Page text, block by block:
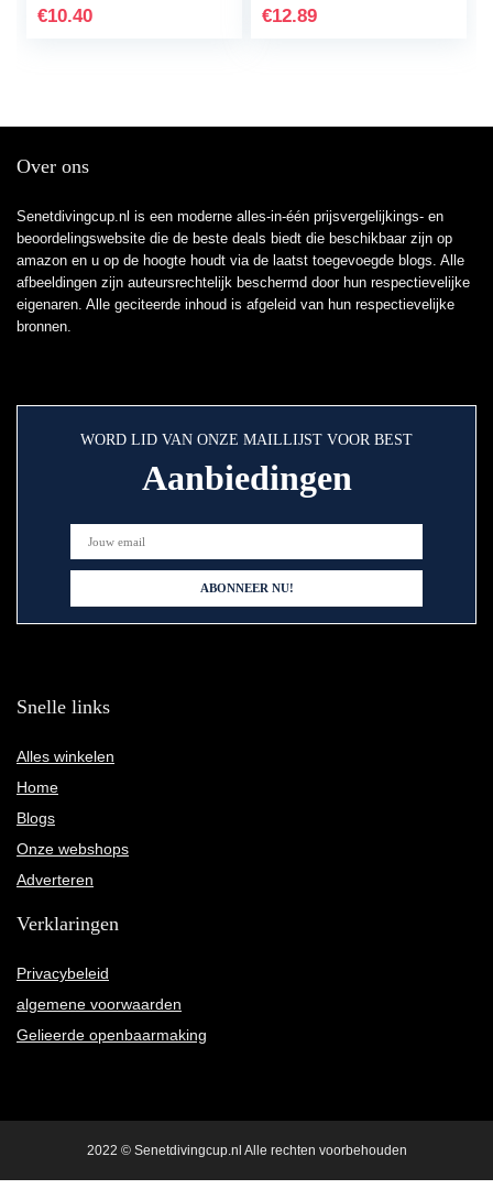
€10.40
MR2 8633732200
€12.89
Over ons
Senetdivingcup.nl is een moderne alles-in-één prijsvergelijkings- en
beoordelingswebsite die de beste deals biedt die beschikbaar zijn op
amazon en u op de hoogte houdt via de laatst toegevoegde blogs. Alle
afbeeldingen zijn auteursrechtelijk beschermd door hun respectievelijke
eigenaren. Alle geciteerde inhoud is afgeleid van hun respectievelijke
bronnen.
WORD LID VAN ONZE MAILLIJST VOOR BEST
Aanbiedingen
Snelle links
Alles winkelen
Home
Blogs
Onze webshops
Adverteren
Verklaringen
Privacybeleid
algemene voorwaarden
Gelieerde openbaarmaking
2022 © Senetdivingcup.nl Alle rechten voorbehouden